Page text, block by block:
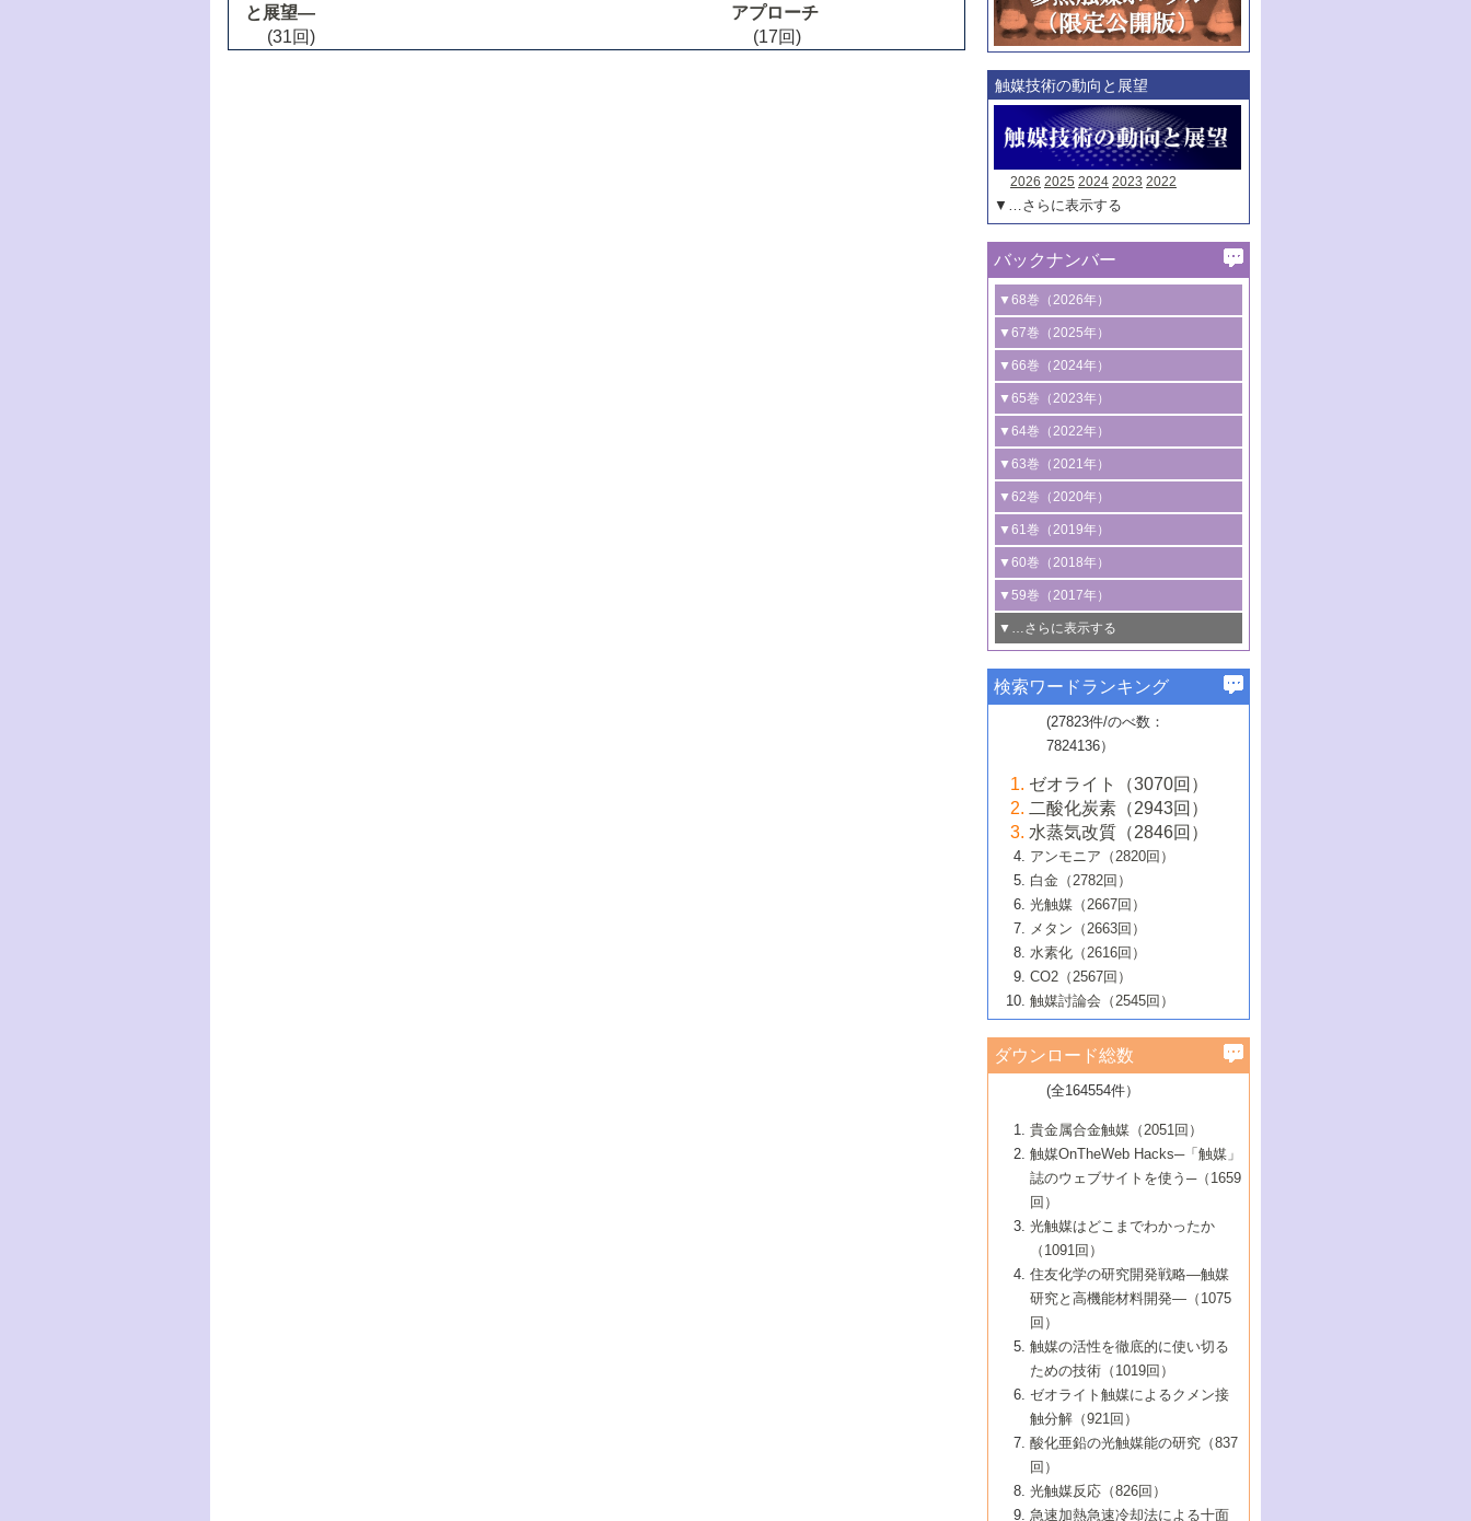
と展望―
(31回)
アプローチ
(17回)
記事種別
マーク：
マークあり
触媒技術の動向と展望
2026 2025 2024 2023 2022
▼…さらに表示する
バックナンバー
▼68巻（2026年）
1号 過酸化水素合成に関する研究動向
2号 コンピューター技術により加速する
触媒開発
3号 有機分子変換やCO 資源化のための
光触媒に関する最近の研究
B号 第137回触媒討論会（2026年）
▼67巻（2025年）
1号 CO
水素化によるグリーン燃料/グリ
ーンケミカル製造
2号 水素製造のための水分解技術に関す
る最近の研究
3号 オレフィン系樹脂の精密合成に関す
る最新技術
4号 アルコール類の効率的変換を実現す
る非貴金属触媒の研究動向
5号 ゼオライトの合成と応用における研
究動向
6号 ヘテロ接合界面
B号 第135回触媒討論会（2025年）
▼66巻（2024年）
1号 低次元ナノ構造を有する触媒材料
2号 規制反応場を活用した固体触媒研究
の新展開
3号 未踏分子変換を目指した酸化触媒プ
ロセスの最前線
4号 シンクロトロン放射光および中性子
線を利用した触媒解析技術の最先端
5号 単原子触媒
6号 参照触媒委員会からのお知らせ
B号 第133回触媒討論会（2023年）
▼65巻（2023年）
1号 炭素が関わる触媒機能
2号 プラスチックケミカルリサイクルの
ための触媒技術
3号 非酸化物系金属化合物を基盤とした
触媒材料の開発
4号 格子酸素・格子酸素欠陥を利用した
触媒反応
5号 生体触媒によるエネルギー変換反応
6号 窒素とリンの循環のための触媒・機
能性材料
▼64巻（2022年）
1号 合成ガス製造とCOを用いるケミカル
ズ合成の最新動向
2号 化学品合成のための合金触媒開発
3号 CO の排出削減および有効活用のた
めの触媒技術
4号 若手による情報発信企画～とびたて
若き触媒の研究者たち～（1）
若き触媒の研究者たち～（2）
6号 石油のノーブル・ユースを志向した
触媒技術
大学：オンライン・対面開催）
▼63巻（2021年）
1号 金触媒の新展開
2号 ペロブスカイト
3号 特殊反応場を利用した触媒的分子変
換反応
4号 多孔質材料を用いた触媒の新展開
5号 情報学的手法を用いた触媒開発
6号 カーボンニュートラルに向けた電解
技術
B号 第127回触媒討論会（2021年・オン
ライン開催(Zoom)のみ）
▼62巻（2020年）
1号 触媒設計を拓く欠陥構造のキャラク
タリゼーション
2号 機能化学品製造に資するクリーンな
触媒的酸化反応
3号 水処理のための触媒化学
4号 光触媒を用いた水分解の最新の研究
動向
5号 次世代の触媒プロセスを支えるマイ
6号 メタン転換技術の最新動向
B号 第125回触媒討論会（2020年・工学
院大学）
▼61巻（2019年）
1号 物質移動制御に着目した触媒プロセ
ス開発
2号 CO2 フリー水素サプライチェーンに
関わる触媒開発動向
3号 精密高分子合成に関する最近の研究
動向
4号 バイオマス化成品製造のための触媒
5号 固体触媒による含窒素有機化合物変
換の最前線
6号 貴金属使用量低減に向けた自動車排
ガス浄化触媒の開発
B号 第123回触媒討論会（2019年・大阪
▼60巻（2018年）
1号 固体酸触媒の最新の研究動向
2号 二酸化炭素からの有用化学品合成
3号 ナノ粒子・クラスター触媒の最前線
4号 60周年記念企画
5号 進化するゼオライト合成技術
6号 非貴金属系触媒における電気化学的
B号 第121回触媒討論会（2018年・東京
大学）
▼59巻（2017年）
1号 いたるところに，触媒
最先端技術
3号 無機分離膜材料の開発と触媒反応プ
ロセスへの適用
5号 水素のふるまいを解き明かす最先端
研究
6号 低級アルカンの有効利用のための触
媒技術
B号 第119回触媒討論会（2017年・首都
大学東京）
▼…さらに表示する
1号 ユニークな構造の高分子を生み出す触
2号 リグニンからの化成品製造に向けた触
媒技術
3号 触媒研究の最先端～とびたて若き研究
者たち～（1）
4号 触媒研究の最先端～とびたて若き研究
者たち～（2）
5号 触媒研究の最先端～とびたて若き研究
者たち～（3）
6号 イオニクス材料と燃料電池・電解合成
の最新の研究動向
B号 第117回触媒討論会（2016年・大阪府
立大学）
▼57巻（2015年）
1号 水素キャリアにかかわる触媒技術の新
2号 石油精製用触媒の最近の進展
3号 固体酸化物形燃料電池（SOFC）におけ
るアノード触媒上での燃料直接改質技術
4号 コアシェル構造の制御による触媒機能
5号 工業触媒およびその周辺技術の最近の
進歩
6号 ナノシート
B号 第115回触媒討論会（2015年・成蹊大
▼56巻（2014年）
2号 光触媒反応機構に関する最新の研究動
向
開発動向
4号 人工光合成に向けた近年のアプローチ
5号 未利用熱エネルギーの有効活用に貢献
する触媒技術
6号 ポリオキソメタレート
B号 第113回触媒討論会（2014年・ロワジ
ールホテル豊橋）
1号 高耐久性燃料電池システム用触媒にお
ける新展開
2号 リビングラジカル重合の最近の動向
3号 天然ガスの化学工業的展開に関する触
媒技術
4号 貴金属触媒の精密構造制御とその活用
5号 バイオマス化成品製造のための固体触
6号 ナノ空間─吸着状態解析から新機能開拓
B号 第111回触媒討論会（2013年・関西大
▼54巻（2012年）
1号 規則性多孔体の利用技術における最近
の進歩
2号 第109回触媒討論会
3号 貴金属低減技術の最新動向
4号 貴金属代替技術の最新動向
5号 光触媒による物質変換反応の新展開
6号 グラフェン
7号 水素を利用する化成品合成の新潮流
▼53巻（2011年）
1号 金属学から見る合金触媒の新展開
2号 第107回触媒討論会
3号 触媒のその場観察法の進歩（１）
4号 触媒のその場観察法の進歩（２）
5号 不活性結合の触媒的活性化による有機
合成
6号 新しい固体酸触媒技術
7号 ゼオライト合成における最近の進歩
▼52巻（2010年）
1号 触媒の劣化対策と長寿命触媒開発
2号 第105回触媒討論会
3号 ナノ構造が拓く新機能
4号 活性サイトおよびその環境の精密な設
計による触媒の高機能化
5号 触媒を有効に使うための技術
7号 有機分子触媒による精密有機合成
8号 高機能化ポリオレフィンに向けた重合
触媒の最近の進展
1号 炭素材料－熱い注目を集める材料－
2号 第103回触媒討論会
3号 環境浄化用光触媒の現状と課題
4号 水素社会の実現に向けた水素製造・貯
蔵技術の進歩
5号 CO2が関わる触媒・材料
7号 持続可能社会実現のための触媒および
触媒関連技術
▼50巻（2008年）
1号 触媒化学と学会のこの10年，半世紀，
そして未来
2号 第101回触媒討論会
4号 錯体を利用したユニークな表面構造の
構築と機能
5号 若手会員による触媒研究の未来展望1：
企業編
6号 第102回触媒討論会
7号 触媒・化学反応における計算化学の進
8号 若手研究者による触媒研究の未来展望
2：大学・研究所編
▼49巻（2007年）
1号 含フッ素化合物の合成と触媒
2号 第99回触媒討論会
3号 実用的ファインケミカル合成プロセス
を実現する触媒
5号 こんな物質，あんな物質―新たな触媒
の可能性―
7号 『結晶の化学』を活かした触媒研究
8号 イオン液体の応用
▼48巻（2006年）
1号 固体酸触媒の最近の進歩
2号 第97回触媒討論会
3号 リビング重合触媒の最近の展開
5号 水素製造・貯蔵のための触媒技術の新
しい展開
6号 第98回触媒討論会
7号 基礎化学品製造の触媒技術
8号 多機能型リアクター
1号 最近の触媒担体とその効果
2号 第95回触媒討論会
4号 水分解用光触媒材料
5号 時間分解分光の進歩と応用
6号 第96回触媒討論会
8号 超臨界流体を用いた化学プロセスの新
▼46巻（2004年）
1号 部分酸化反応触媒の最前線
2号 第93回触媒討論会
3号 特殊エネルギー場の触媒反応
4号 生体内における金属の触媒作用
5号 ファインケミカルズの展開に寄与する
6号 第94回触媒討論会
7号 サブナノレベルでみた新しい表面現象
8号 オレフィン重合触媒の新たな展
▼45巻（2003年）
1号 なぜこの触媒が良いのか？
2号 第91回触媒討論会
3号 最近の自動車排ガス処理技術
4号 触媒研究の現状と将来─第90回触媒討論
5号 基礎化学品製造の触媒技術
6号 第92回触媒討論会
7号 基礎化学品製造の触媒技術
8号 資源の循環と触媒技術
▼44巻（2002年）
1号 高次制御された触媒の化学
2号 第89回触媒討論会
3号 触媒を利用した電気化学の新展開
4号 ナノ材料の調製と機能化
5号 こんな触媒が欲しい
6号 第90回触媒討論会
7号 触媒研究と学術雑誌/情報
8号 若い世代からみた触媒化学の現状と未
▼43巻（2001年）
1号 グリーンケミストリーと触媒
2号 第87回触媒討論会特集号
3号 生体触媒とバイオプロセス
4号 水素製造・利用の触媒化学
5号 触媒研究における新しい切り口：コン
ビナトリアルケミストリー
6号 第88回触媒討論会特集号
7号 企業における触媒研究のブレークスル
8号 この材料を触媒として使ってみません
▼42巻（2000年）
1号 触媒反応工学の明日を拓く
2号 第85回触媒討論会
3号 反応ダイナミクス
5号 触媒のおもしろさをどのように伝える
6号 第86回触媒討論会
7号 水素化精製触媒の新しい展開
8号 新しい反応性と機能性を目指した金属
クラスタ-化学
▼41巻（1999年）
1号 孔、穴、あな?-特異な空間とその利用-
2号 第83回触媒討論会
3号 均一系触媒反応最前線
4号 実用炭素材料の新展開
5号 研究の方法論を考える
7号 機能性金属材料と触媒
8号 触媒研究へのNMRの応用と展望
▼40巻（1998年）
進展と21世紀への提言/創立40周年記念・触
媒学会この10年の歩みとこれから/創立40周
2号 第81回触媒討論会
3号 計算機触媒化学へのさそい
4号 触媒劣化の制御と予測
5号 最新の実用プロセスと触媒
6号 第82回触媒討論会
1号 均一系と不均一系触媒反応-その特徴と
接点
2号 第79回触媒討論会
3号 最新NO除去触媒の実用化研究
4号 新しい反応場を目指した触媒調製
5号 反応・分離技術の新しい展開
6号 第80回触媒討論会
▼38巻（1996年）
1号 触媒の構造と触媒作用/C1化学を中心と
する21世紀への触媒
3号 オリンピックメダル:金・銀・銅はどん
な触媒作用を示すか
4号 触媒作用における機能の複合化
▼37巻（1995年）
1号 ファインケミカルズと固体触媒
2号 第75回触媒討論会
3号 希土類を利用した触媒
4号 触媒とリサイクル
5号 エネルギー変換触媒
▼36巻（1994年）
1号 電気化学と触媒
2号 第73回触媒討論会
3号 C4化学の展開
4号 《通常号》
▼35巻（1993年）
1号 工業触媒開発マニュアル―探索から工
業化まで
2号 第71回触媒討論会
▼34巻（1992年）
1号 インパクトを与えたこの研究
2号 第69回触媒討論会
▼33巻（1991年）
1号 触媒プロセス開発マニュアル―探索か
▼32巻（1990年）
検索ワードランキング
(27823件/のべ数：
7824136）
ゼオライト（3070回）
二酸化炭素（2943回）
水蒸気改質（2846回）
アンモニア（2820回）
白金（2782回）
光触媒（2667回）
メタン（2663回）
水素化（2616回）
CO2（2567回）
触媒討論会（2545回）
ダウンロード総数
(全164554件）
貴金属合金触媒（2051回）
触媒OnTheWeb Hacks─「触媒」
誌のウェブサイトを使う─（1659
回）
光触媒はどこまでわかったか
（1091回）
住友化学の研究開発戦略―触媒
研究と高機能材料開発―（1075
回）
触媒の活性を徹底的に使い切る
ための技術（1019回）
ゼオライト触媒によるクメン接
触分解（921回）
酸化亜鉛の光触媒能の研究（837
回）
光触媒反応（826回）
急速加熱急速冷却法による十面